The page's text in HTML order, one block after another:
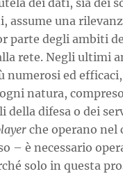
dei dati, sia dei
una
parte degli ambiti
rete. Negli ultimi
numerosi ed
natura,
della difesa o dei
che operano nel
– è necessario
solo in questa